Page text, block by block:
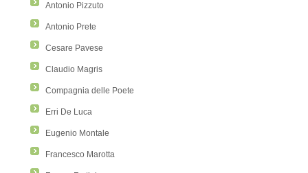
Antonio Pizzuto
Antonio Prete
Cesare Pavese
Claudio Magris
Compagnia delle Poete
Erri De Luca
Eugenio Montale
Francesco Marotta